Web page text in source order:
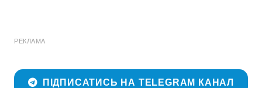
РЕКЛАМА
ПІДПИСАТИСЬ НА TELEGRAM КАНАЛ